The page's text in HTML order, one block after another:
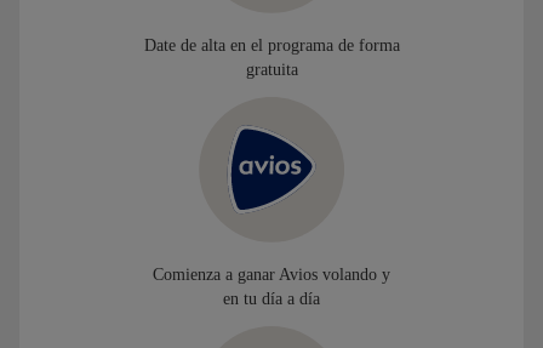
Date de alta en el programa de forma
gratuita
Comienza a ganar Avios volando y
en tu día a día